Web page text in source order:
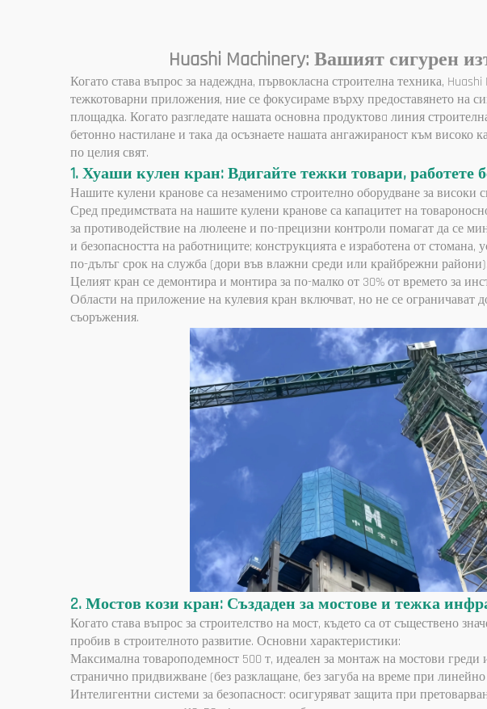
Huashi Machinery: Вашият сигурен
Когато става въпрос за надеждна, първокласна строителна техника,
тежкотоварни приложения, ние се фокусираме върху предоставянето на
площадка. Когато разгледате нашата основна продуктовa линия
бетонно настилане и така да осъзнаете нашата ангажираност към
по целия свят.
1. Хуаши кулен кран: Вдигайте тежки товари, работете
Нашите кулени кранове са незаменимо строително оборудване за високи
Сред предимствата на нашите кулени кранове са капацитет на
за противодействие на люлеене и по-прецизни контроли помагат да се
и безопасността на работниците; конструкцията е изработена от
по-дълъг срок на служба (дори във влажни среди или крайбрежни райони).
Целият кран се демонтира и монтира за по-малко от 30% от времето за
Области на приложение на кулевия кран включват, но не се
съоръжения.
2. Мостов кози кран: Създаден за мостове и тежка
Когато става въпрос за строителство на мост, където са от съществено
пробив в строителното развитие. Основни характеристики:
Максимална товароподемност 500 т, идеален за монтаж на мостови
странично придвижване (без разклащане, без загуба на време при
Интелигентни системи за безопасност: осигуряват защита при